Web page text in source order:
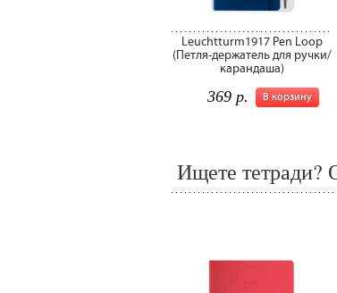
Leuchtturm1917 Pen Loop
(Петля-держатель для ручки/
карандаша)
В корзину
369 р.
Ищете тетради?